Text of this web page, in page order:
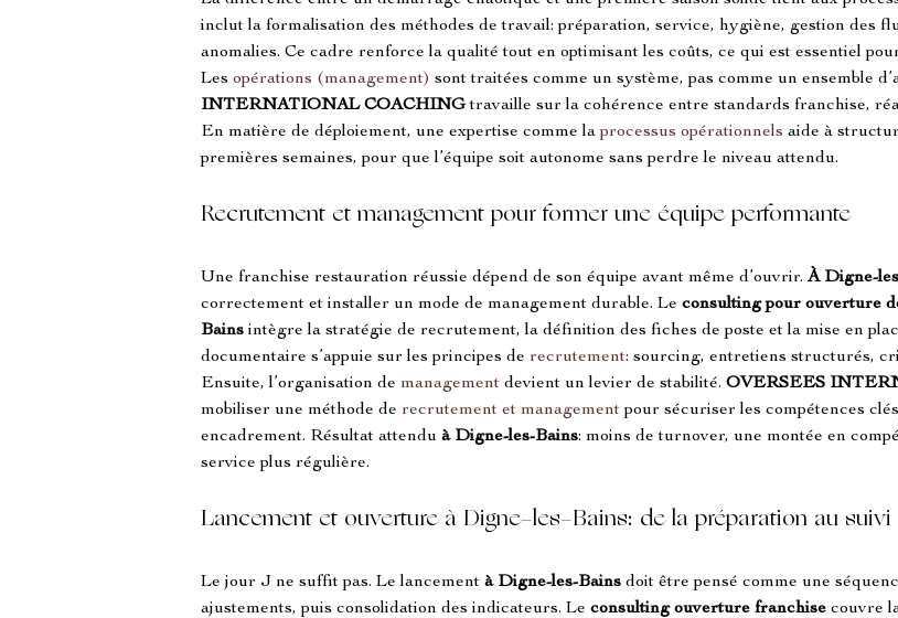
inclut la formalisation des méthodes de travail: préparation, service, hygiène, gestion des
anomalies. Ce cadre renforce la qualité tout en optimisant les coûts, ce qui est essentiel
Les opérations (management) sont traitées comme un système, pas comme un ensemble
INTERNATIONAL COACHING travaille sur la cohérence entre standards franchise,
En matière de déploiement, une expertise comme la processus opérationnels aide à
premières semaines, pour que l’équipe soit autonome sans perdre le niveau attendu.
Recrutement et management pour former une équipe performante
Une franchise restauration réussie dépend de son équipe avant même d’ouvrir. À Digne-
correctement et installer un mode de management durable. Le consulting pour ouverture
Bains intègre la stratégie de recrutement, la définition des fiches de poste et la mise en
documentaire s’appuie sur les principes de recrutement: sourcing, entretiens structurés,
Ensuite, l’organisation de management devient un levier de stabilité. OVERSEES
mobiliser une méthode de recrutement et management pour sécuriser les compétences
encadrement. Résultat attendu à Digne-les-Bains: moins de turnover, une montée en
service plus régulière.
Lancement et ouverture à Digne-les-Bains: de la préparation au suivi
Le jour J ne suffit pas. Le lancement à Digne-les-Bains doit être pensé comme une
ajustements, puis consolidation des indicateurs. Le consulting ouverture franchise couvre